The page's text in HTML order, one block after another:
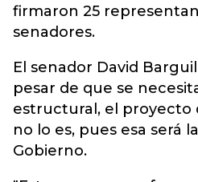
firmaron 25
senadores.
El senador David
pesar de que se
estructural, el proyecto
no lo es, pues esa será
Gobierno.